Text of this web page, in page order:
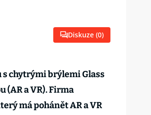
Diskuze (0)
s chytrými brýlemi Glass
a VR). Firma
má pohánět AR a VR